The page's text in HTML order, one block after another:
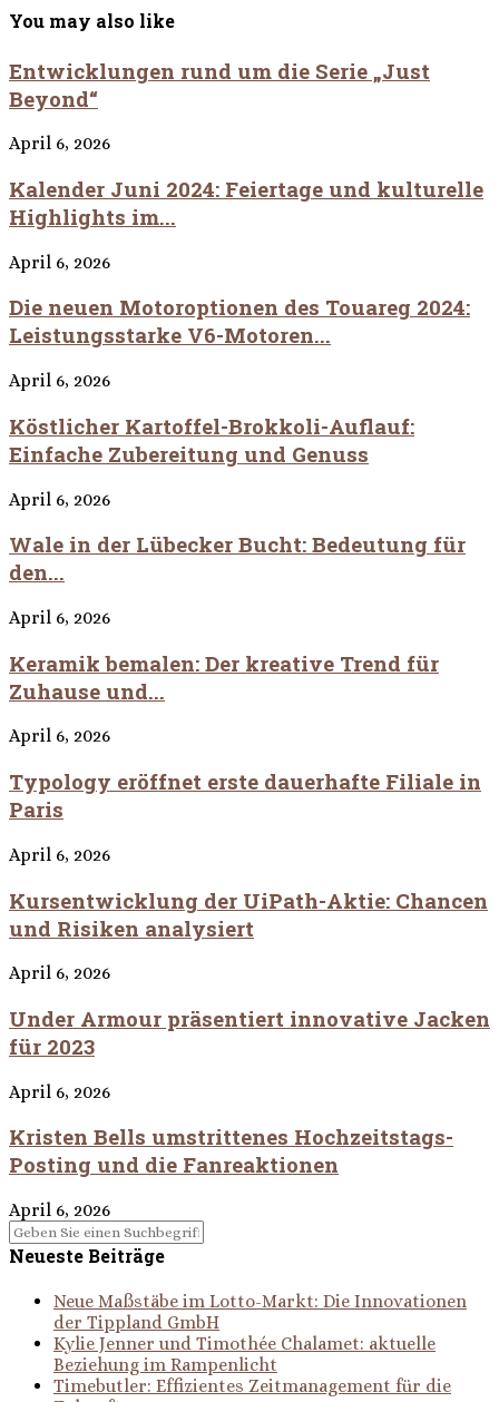
You may also like
Entwicklungen rund um die Serie „Just
Beyond“
April 6, 2026
Kalender Juni 2024: Feiertage und kulturelle
Highlights im...
April 6, 2026
Die neuen Motoroptionen des Touareg 2024:
Leistungsstarke V6-Motoren...
April 6, 2026
Köstlicher Kartoffel-Brokkoli-Auflauf:
Einfache Zubereitung und Genuss
April 6, 2026
Wale in der Lübecker Bucht: Bedeutung für
den...
April 6, 2026
Keramik bemalen: Der kreative Trend für
Zuhause und...
April 6, 2026
Typology eröffnet erste dauerhafte Filiale in
Paris
April 6, 2026
Kursentwicklung der UiPath-Aktie: Chancen
und Risiken analysiert
April 6, 2026
Under Armour präsentiert innovative Jacken
für 2023
April 6, 2026
Kristen Bells umstrittenes Hochzeitstags-
Posting und die Fanreaktionen
April 6, 2026
Neueste Beiträge
Neue Maßstäbe im Lotto-Markt: Die Innovationen
der Tippland GmbH
Kylie Jenner und Timothée Chalamet: aktuelle
Beziehung im Rampenlicht
Timebutler: Effizientes Zeitmanagement für die